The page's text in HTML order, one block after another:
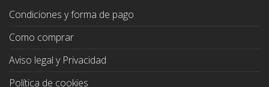
Condiciones y forma de pago
Como comprar
Aviso legal y Privacidad
Política de cookies